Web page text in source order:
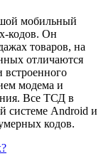
мобильный
кодов. Он
товаров, на
отличаются
встроенного
модема и
Все ТСД в
системе Android и
кодов.